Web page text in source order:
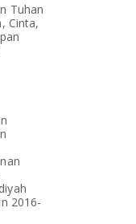
Tuhan
Cinta,
2016-